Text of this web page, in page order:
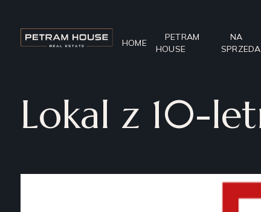
HOME
PETRAM
HOUSE
NA
Lokal z 10-